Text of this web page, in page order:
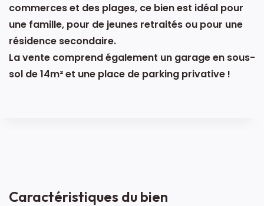
commerces et des plages, ce bien est idéal pour
une famille, pour de jeunes retraités ou pour une
résidence secondaire.
La vente comprend également un garage en sous-
sol de 14m² et une place de parking privative !
Caractéristiques du bien